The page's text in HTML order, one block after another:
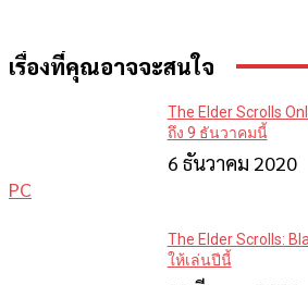
เรื่องที่คุณอาจจะสนใจ
PC
The Elder Scrolls
ถึง 9 ธันวาคมนี้
6 ธันวาคม 2020
The Elder Scrolls:
ให้เล่นปีนี้